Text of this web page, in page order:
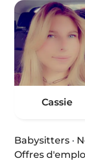
Cassie
Babysitters ·
Offres